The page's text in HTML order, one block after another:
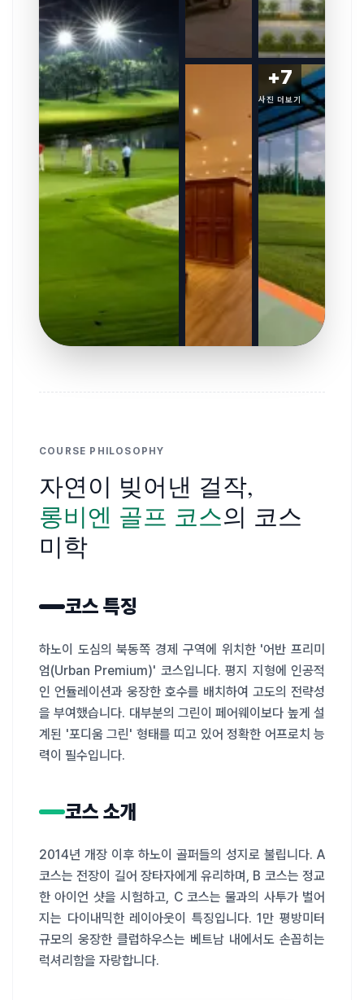
+7
사진 더보기
COURSE PHILOSOPHY
자연이 빚어낸 걸작,
롱비엔 골프 코스의 코스
미학
코스 특징
하노이 도심의 북동쪽 경제 구역에 위치한 '어반 프리미
엄(Urban Premium)' 코스입니다. 평지 지형에 인공적
인 언듈레이션과 웅장한 호수를 배치하여 고도의 전략성
을 부여했습니다. 대부분의 그린이 페어웨이보다 높게 설
계된 '포디움 그린' 형태를 띠고 있어 정확한 어프로치 능
력이 필수입니다.
코스 소개
2014년 개장 이후 하노이 골퍼들의 성지로 불립니다. A
코스는 전장이 길어 장타자에게 유리하며, B 코스는 정교
한 아이언 샷을 시험하고, C 코스는 물과의 사투가 벌어
지는 다이내믹한 레이아웃이 특징입니다. 1만 평방미터
규모의 웅장한 클럽하우스는 베트남 내에서도 손꼽히는
럭셔리함을 자랑합니다.